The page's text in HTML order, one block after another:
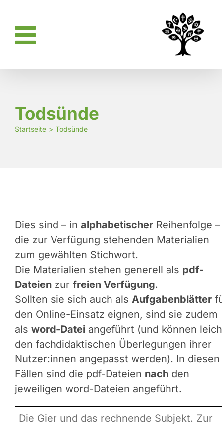
springen
Todsünde
Startseite Todsünde
Dies sind – in alphabetischer Reihenfolge –
die zur Verfügung stehenden Materialien
zum gewählten Stichwort.
Die Materialien stehen generell als pdf-
Dateien zur freien Verfügung.
Sollten sie sich auch als Aufgabenblätter
den Online-Einsatz eignen, sind sie zudem
als word-Datei angeführt (und können
den fachdidaktischen Überlegungen ihrer
Nutzer:innen angepasst werden). In diesen
Fällen sind die pdf-Dateien nach den
jeweiligen word-Dateien angeführt.
Die Gier und das rechnende Subjekt. Zur